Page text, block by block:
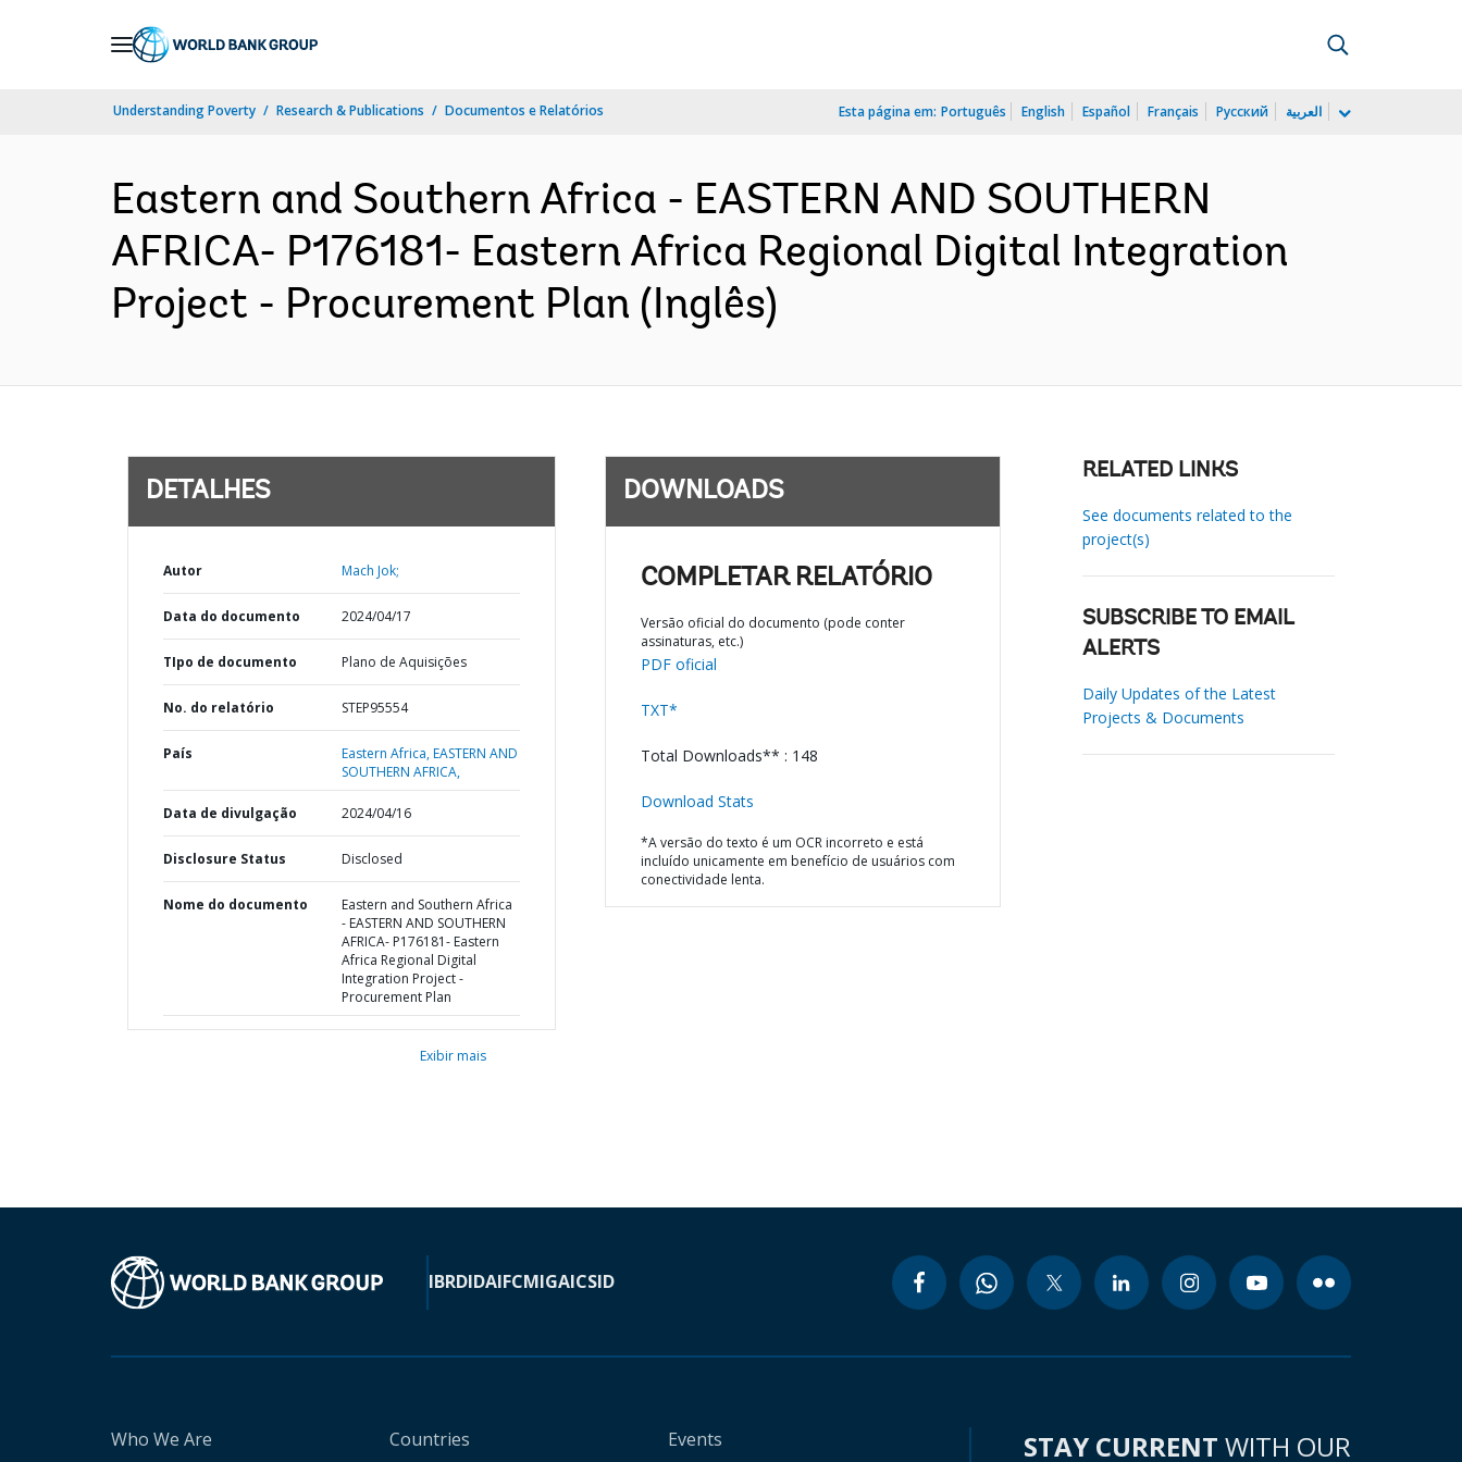
Understanding Poverty Research & Publications Documentos e Relatórios Esta página em: Português English Español Français Русский العربية
Eastern and Southern Africa - EASTERN AND SOUTHERN
AFRICA- P176181- Eastern Africa Regional Digital Integration
Project - Procurement Plan (Inglês)
DETALHES
Autor Mach Jok;
Data do documento 2024/04/17
TIpo de documento Plano de Aquisições
No. do relatório STEP95554
País Eastern Africa,EASTERN AND
SOUTHERN AFRICA,
Data de divulgação 2024/04/16
Disclosure Status Disclosed
Nome do documento
Eastern and Southern Africa
- EASTERN AND SOUTHERN
AFRICA- P176181- Eastern
Africa Regional Digital
Integration Project -
Procurement Plan
Exibir mais
DOWNLOADS
COMPLETAR RELATÓRIO
Versão oficial do documento (pode conter
assinaturas, etc.)
PDF oficial
TXT*
Total Downloads** : 148
Download Stats
*A versão do texto é um OCR incorreto e está
incluído unicamente em benefício de usuários com
conectividade lenta.
RELATED LINKS
See documents related to the
project(s)
SUBSCRIBE TO EMAIL
ALERTS
Daily Updates of the Latest
Projects & Documents
IBRDIDAIFCMIGAICSID
Who We Are Countries Events STAY CURRENT WITH OUR